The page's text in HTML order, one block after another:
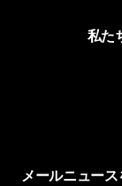
私た
メールニュー